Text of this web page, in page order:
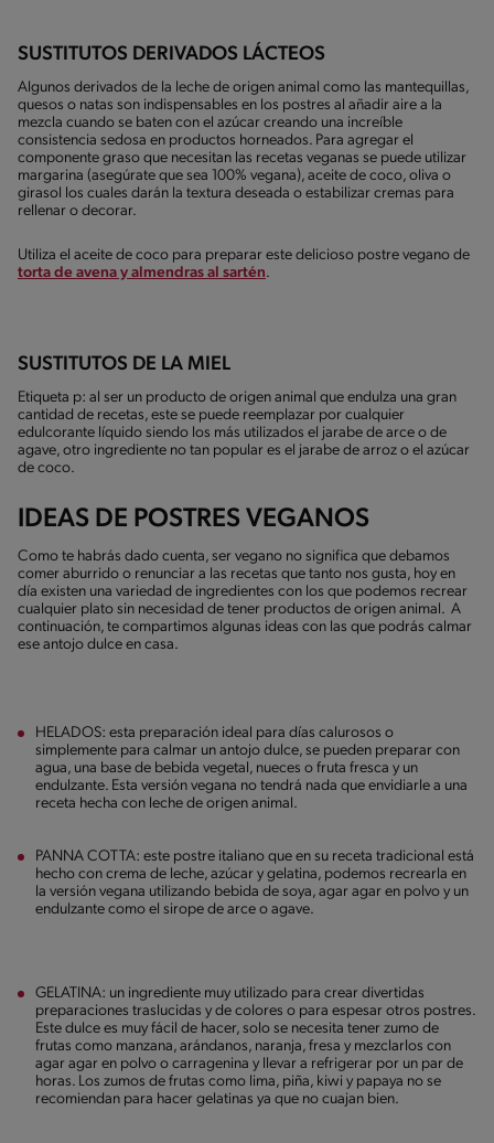
SUSTITUTOS DERIVADOS LÁCTEOS
Algunos derivados de la leche de origen animal como las mantequillas,
quesos o natas son indispensables en los postres al añadir aire a la
mezcla cuando se baten con el azúcar creando una increíble
consistencia sedosa en productos horneados. Para agregar el
componente graso que necesitan las recetas veganas se puede utilizar
margarina (asegúrate que sea 100% vegana), aceite de coco, oliva o
girasol los cuales darán la textura deseada o estabilizar cremas para
rellenar o decorar.
Utiliza el aceite de coco para preparar este delicioso postre vegano de
torta de avena y almendras al sartén.
SUSTITUTOS DE LA MIEL
Etiqueta p: al ser un producto de origen animal que endulza una gran
cantidad de recetas, este se puede reemplazar por cualquier
edulcorante líquido siendo los más utilizados el jarabe de arce o de
agave, otro ingrediente no tan popular es el jarabe de arroz o el azúcar
de coco.
IDEAS DE POSTRES VEGANOS
Como te habrás dado cuenta, ser vegano no significa que debamos
comer aburrido o renunciar a las recetas que tanto nos gusta, hoy en
día existen una variedad de ingredientes con los que podemos recrear
cualquier plato sin necesidad de tener productos de origen animal. A
continuación, te compartimos algunas ideas con las que podrás calmar
ese antojo dulce en casa.
HELADOS: esta preparación ideal para días calurosos o
simplemente para calmar un antojo dulce, se pueden preparar con
agua, una base de bebida vegetal, nueces o fruta fresca y un
endulzante. Esta versión vegana no tendrá nada que envidiarle a una
receta hecha con leche de origen animal.
PANNA COTTA: este postre italiano que en su receta tradicional está
hecho con crema de leche, azúcar y gelatina, podemos recrearla en
la versión vegana utilizando bebida de soya, agar agar en polvo y un
endulzante como el sirope de arce o agave.
GELATINA: un ingrediente muy utilizado para crear divertidas
preparaciones traslucidas y de colores o para espesar otros postres.
Este dulce es muy fácil de hacer, solo se necesita tener zumo de
frutas como manzana, arándanos, naranja, fresa y mezclarlos con
agar agar en polvo o carragenina y llevar a refrigerar por un par de
horas. Los zumos de frutas como lima, piña, kiwi y papaya no se
recomiendan para hacer gelatinas ya que no cuajan bien.